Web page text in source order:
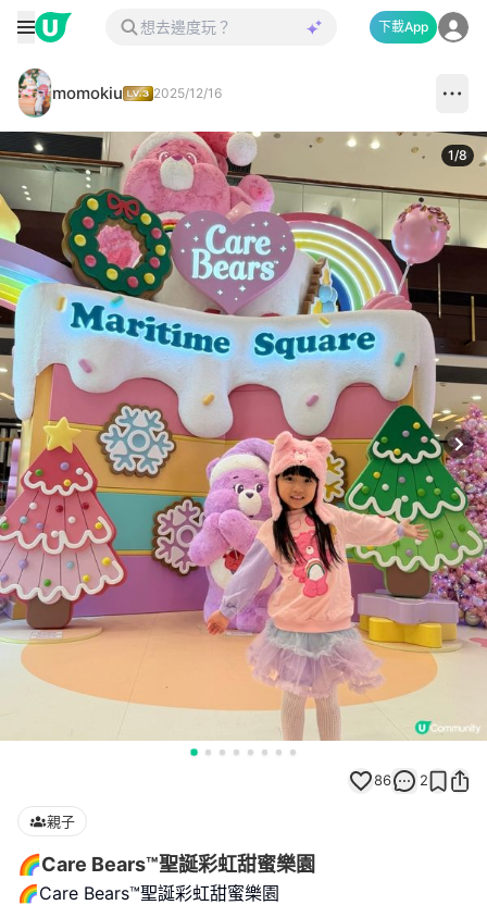
下載App
momokiu 2025/12/16
1/8
86 2
親子
🌈Care Bears™️聖誕彩虹甜蜜樂園
🌈Care Bears™️聖誕彩虹甜蜜樂園